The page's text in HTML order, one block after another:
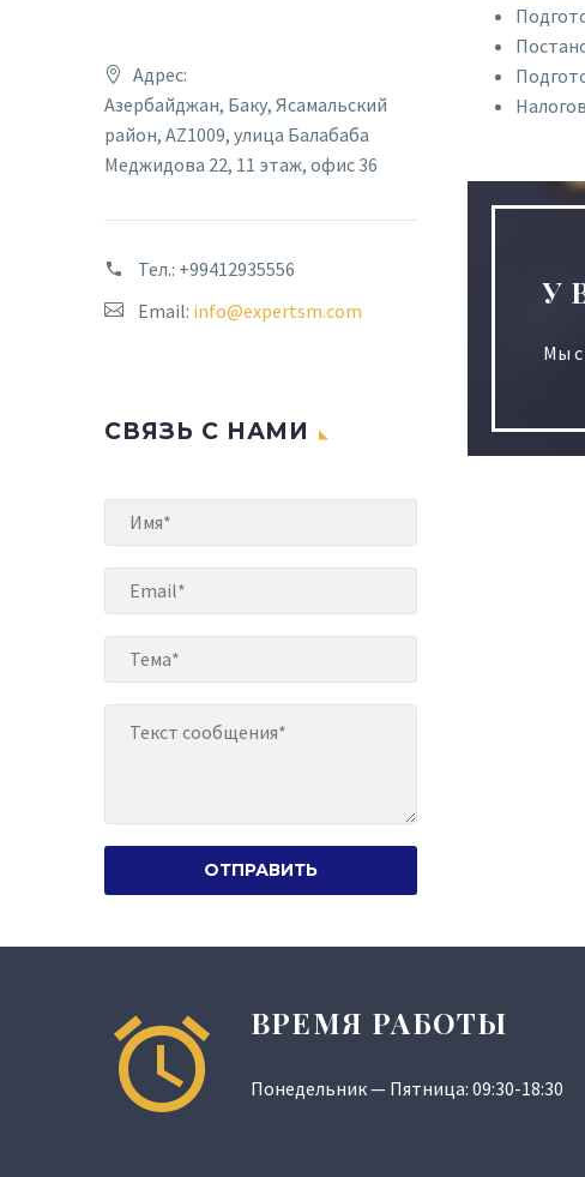
У
Мы
Адрес:
Азербайджан, Баку, Ясамальский
район, AZ1009, улица Балабаба
Меджидова 22, 11 этаж, офис 36
Тел.: +99412935556
Email: info@expertsm.com
СВЯЗЬ С НАМИ
ВРЕМЯ РАБОТЫ
Понедельник — Пятница: 09:30-18:30